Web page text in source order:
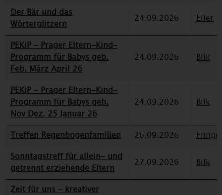
Der Bär und das
Wörterglitzern
24.09.2026 Eller
PEKiP - Prager Eltern-Kind-
Programm für Babys geb.
Feb. März April 26
24.09.2026 Bilk
PEKiP - Prager Eltern-Kind-
Programm für Babys geb.
Nov Dez. 25 Januar 26
24.09.2026 Bilk
Treffen Regenbogenfamilien 26.09.2026
Sonntagstreff für allein- und
getrennt erziehende Eltern
27.09.2026 Bilk
Zeit für uns - kreativer